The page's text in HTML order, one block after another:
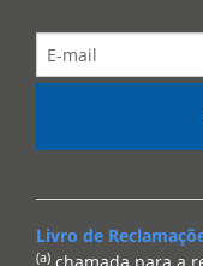
Livro de
(a)